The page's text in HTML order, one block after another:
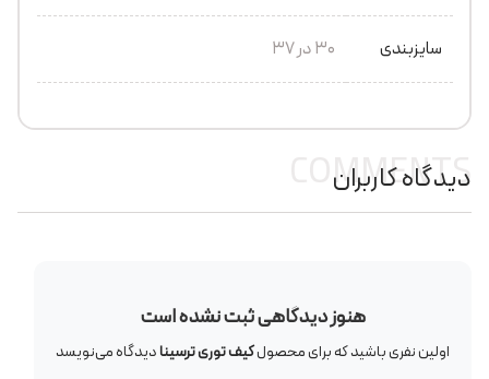
سایزبندی 30 در 37
دیدگاه کاربران
COMMENTS
هنوز دیدگاهی ثبت نشده است
اولین نفری باشید که برای محصولکیف توری ترسینادیدگاه می‌نویسد